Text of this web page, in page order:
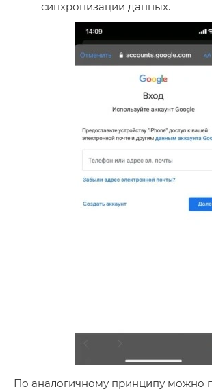
синхронизации данных.
По аналогичному принципу можно